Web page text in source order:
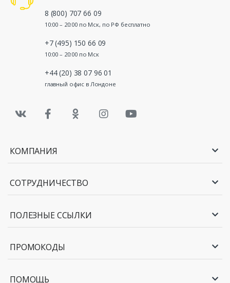
8 (800) 707 66 09
10:00 – 20:00 по Мск, по РФ бесплатно
+7 (495) 150 66 09
10:00 – 20:00 по Мск
+44 (20) 38 07 96 01
главный офис в Лондоне
КОМПАНИЯ
СОТРУДНИЧЕСТВО
ПОЛЕЗНЫЕ ССЫЛКИ
ПРОМОКОДЫ
ПОМОЩЬ